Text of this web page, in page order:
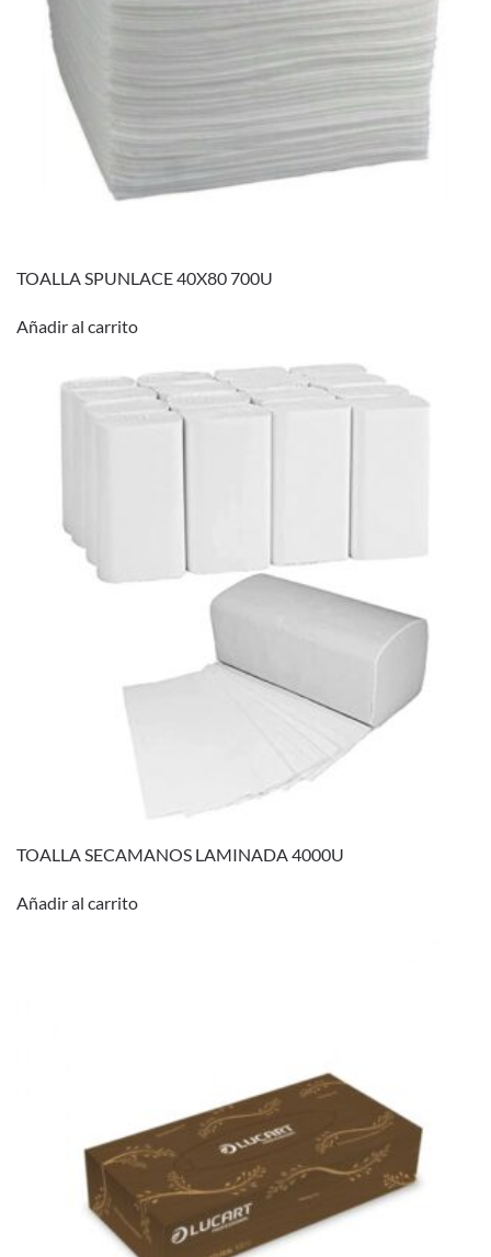
TOALLA SPUNLACE 40X80 700U
Añadir al carrito
TOALLA SECAMANOS LAMINADA 4000U
Añadir al carrito